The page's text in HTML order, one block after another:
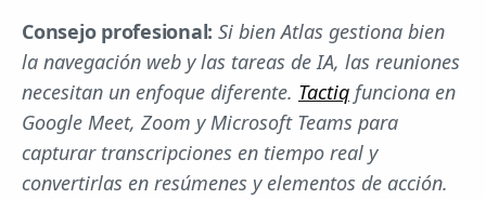
Consejo profesional: Si bien Atlas gestiona bien
la navegación web y las tareas de IA, las reuniones
necesitan un enfoque diferente. Tactiq funciona en
Google Meet, Zoom y Microsoft Teams para
capturar transcripciones en tiempo real y
convertirlas en resúmenes y elementos de acción.